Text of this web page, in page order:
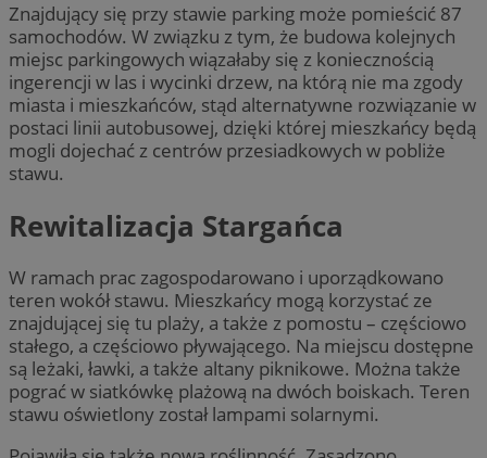
Znajdujący się przy stawie parking może pomieścić 87
samochodów. W związku z tym, że budowa kolejnych
miejsc parkingowych wiązałaby się z koniecznością
ingerencji w las i wycinki drzew, na którą nie ma zgody
miasta i mieszkańców, stąd alternatywne rozwiązanie w
postaci linii autobusowej, dzięki której mieszkańcy będą
mogli dojechać z centrów przesiadkowych w pobliże
stawu.
Rewitalizacja Stargańca
W ramach prac zagospodarowano i uporządkowano
teren wokół stawu. Mieszkańcy mogą korzystać ze
znajdującej się tu plaży, a także z pomostu – częściowo
stałego, a częściowo pływającego. Na miejscu dostępne
są leżaki, ławki, a także altany piknikowe. Można także
pograć w siatkówkę plażową na dwóch boiskach. Teren
stawu oświetlony został lampami solarnymi.